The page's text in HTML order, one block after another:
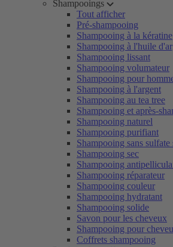
Shampooings
Tout afficher
Pré-shampooing
Shampooing à la kératine
Shampooing à l'huile
Shampooing lissant
Shampooing volumateur
Shampooing pour
Shampooing à l'argent
Shampooing au tea tree
Shampooing et après-
Shampooing naturel
Shampooing purifiant
Shampooing sans sulfate
Shampooing sec
Shampooing
Shampooing réparateur
Shampooing couleur
Shampooing hydratant
Shampooing solide
Savon pour les cheveux
Shampooing pour
Coffrets shampooing